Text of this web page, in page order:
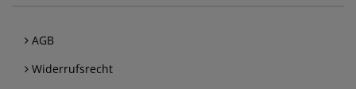
AGB
Widerrufsrecht